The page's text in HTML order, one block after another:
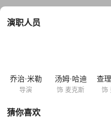
Theron 饰）带着生育者们叛逃，这
演职人员
乔治·米勒
导演
汤姆·哈迪
饰 麦克斯 饰
猜你喜欢